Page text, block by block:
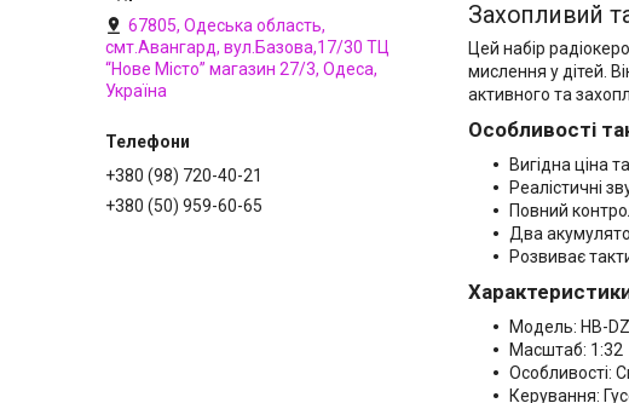
Захопливий
Цей набір
мислення у дітей.
активного та
Особливості
Вигідна ціна
Реалістичні
Повний
Два
Розвиває
Модель: HB-
Масштаб: 1:32
Особливості:
Керування:
67805, Одеська область,
смт.Авангард, вул.Базова,17/30 ТЦ
“Нове Місто” магазин 27/3, Одеса,
Україна
+380 (98) 720-40-21
+380 (50) 959-60-65